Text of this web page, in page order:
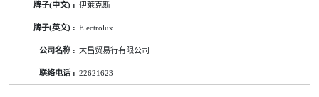
伊萊克斯
Electrolux
大昌贸易行有限公司
22621623